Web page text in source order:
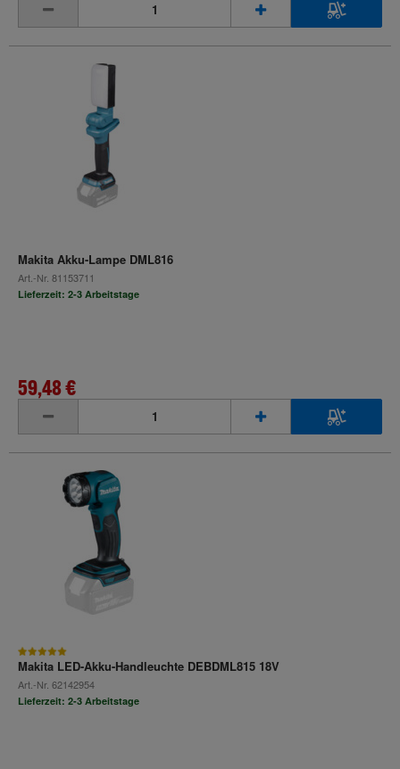
Makita Akku-Lampe DML816
Art.-Nr. 81153711
Lieferzeit: 2-3 Arbeitstage
59,48 €
Makita LED-Akku-Handleuchte DEBDML815 18V
Art.-Nr. 62142954
Lieferzeit: 2-3 Arbeitstage